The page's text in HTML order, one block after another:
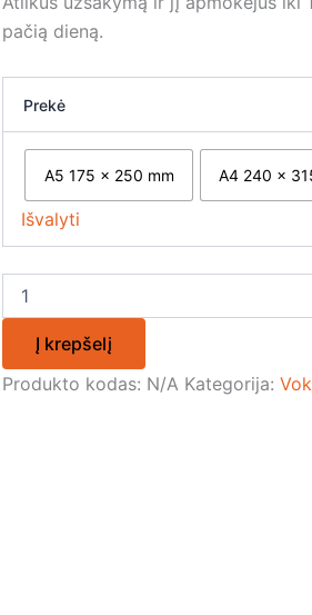
pačią dieną.
Prekė
A5 175 x 250 mm A4 240 x
Išvalyti
Į krepšelį
Produkto kodas: N/A Kategorija: